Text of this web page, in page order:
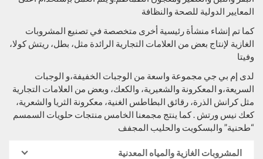
المعايير الدولية للصحة والنظافة
كما تم إنشاء منشأة رئيسية أخرى متخصصة في تصنيع المشروبات
الغازية لإنتاج بعض من العلامات التجارية الرائدة مثل، بطل، ريتش كولا،
وفيتا
لدى إم بي جي مجموعة واسعة من الوجبات الخفيفة،و الوجبات
السريعة،و المعكرونة والشعيرية، والكعك، وبعض من العلامات التجارية
مثل كرانش الذرة، رقائق البطاطس الغنية، معكرونة الثريا والشعرية،
كعك نيس ورتش . كما ينتج مجمعنا الخامس منتجات حلويات السمسم
“طحنية” والبسكويت والحليب المجفف
المشروبات الغازية والمياه المعدنية